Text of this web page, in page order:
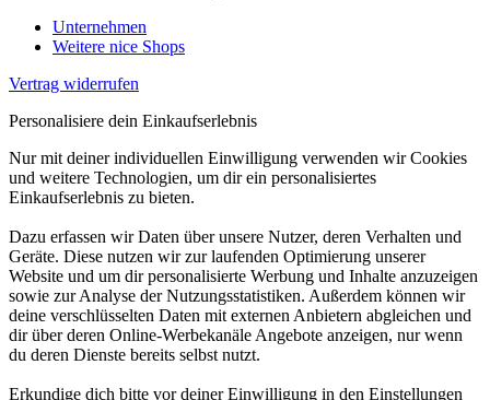
Unternehmen
Weitere nice Shops
Vertrag widerrufen
Personalisiere dein Einkaufserlebnis
Nur mit deiner individuellen Einwilligung verwenden wir Cookies
und weitere Technologien, um dir ein personalisiertes
Einkaufserlebnis zu bieten.
Dazu erfassen wir Daten über unsere Nutzer, deren Verhalten und
Geräte. Diese nutzen wir zur laufenden Optimierung unserer
Website und um dir personalisierte Werbung und Inhalte anzuzeigen
sowie zur Analyse der Nutzungsstatistiken. Außerdem können wir
deine verschlüsselten Daten mit externen Anbietern abgleichen und
dir über deren Online-Werbekanäle Angebote anzeigen, nur wenn
du deren Dienste bereits selbst nutzt.
Erkundige dich bitte vor deiner Einwilligung in den Einstellungen